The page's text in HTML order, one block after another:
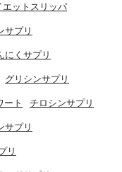
エットスリッパ
サプリ
にくサプリ
グリシンサプリ
ート チロシンサプリ
サプリ
リ